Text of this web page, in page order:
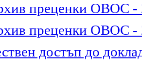
преценки ОВОС -
преценки ОВОС -
достъп до